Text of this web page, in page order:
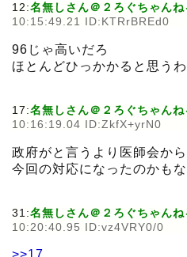
12:名無しさん＠２ろぐちゃんね
10:15:49.21 ID:KTRrBREd0
96じゃ高いだろ
ほとんどひっかかると思うわ
17:名無しさん＠２ろぐちゃんね
10:16:19.04 ID:ZkfX+yrN0
政府がと言うより医師会か
今回の対応になったのかもな
31:名無しさん＠２ろぐちゃんね
10:20:40.95 ID:vz4VRY0/0